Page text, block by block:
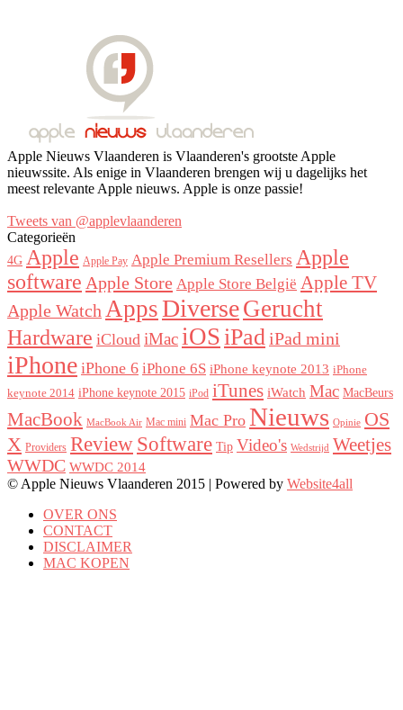
Apple Nieuws Vlaanderen is Vlaanderen's grootste Apple
nieuwssite. Als enige in Vlaanderen brengen wij u dagelijks het
meest relevante Apple nieuws. Apple is onze passie!
Tweets van @applevlaanderen
Categorieën
4G Apple Apple Pay Apple Premium Resellers Apple
software Apple Store Apple Store België Apple TV
Apple WatchApps DiverseGerucht
Hardware iCloud iMaciOSiPadiPad mini
iPhone iPhone 6 iPhone 6S iPhone keynote 2013 iPhone
keynote 2014 iPhone keynote 2015 iPod iTunes iWatch Mac MacBeurs
MacBook MacBook Air Mac mini Mac Pro Nieuws Opinie OS
X Providers Review Software Tip Video's Wedstrijd Weetjes
WWDC WWDC 2014
© Apple Nieuws Vlaanderen 2015 | Powered by Website4all
OVER ONS
CONTACT
DISCLAIMER
MAC KOPEN